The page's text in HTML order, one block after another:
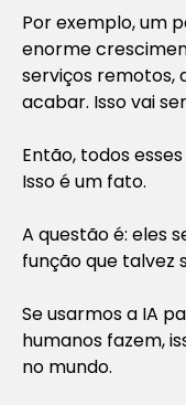
Por exemplo, um
enorme
serviços remotos,
acabar. Isso vai
Então, todos
Isso é um fato.
A questão é: eles
função que talvez
Se usarmos a IA
humanos fazem,
no mundo.